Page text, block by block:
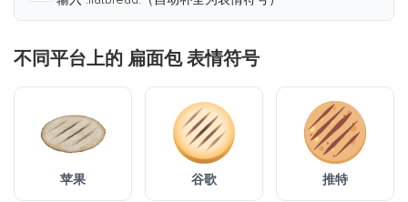
不同平台上的 扁面包 表情符号
苹果 谷歌 推特